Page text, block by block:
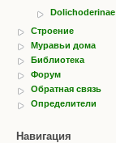
Dolichoderinae
Строение
Муравьи дома
Библиотека
Форум
Обратная связь
Определители
Навигация